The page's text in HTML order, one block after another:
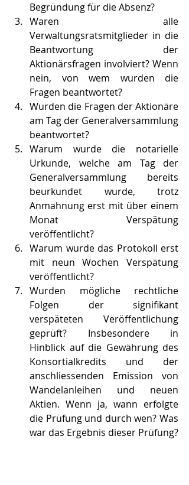
Begründung für die Absenz?
Waren alle
Verwaltungsratsmitglieder in die
Beantwortung der
Aktionärsfragen involviert? Wenn
nein, von wem wurden die
Fragen beantwortet?
Wurden die Fragen der Aktionäre
am Tag der Generalversammlung
beantwortet?
Warum wurde die notarielle
Urkunde, welche am Tag der
Generalversammlung bereits
beurkundet wurde, trotz
Anmahnung erst mit über einem
Monat Verspätung
veröffentlicht?
Warum wurde das Protokoll erst
mit neun Wochen Verspätung
veröffentlicht?
Wurden mögliche rechtliche
Folgen der signifikant
verspäteten Veröffentlichung
geprüft? Insbesondere in
Hinblick auf die Gewährung des
Konsortialkredits und der
anschliessenden Emission von
Wandelanleihen und neuen
Aktien. Wenn ja, wann erfolgte
die Prüfung und durch wen? Was
war das Ergebnis dieser Prüfung?